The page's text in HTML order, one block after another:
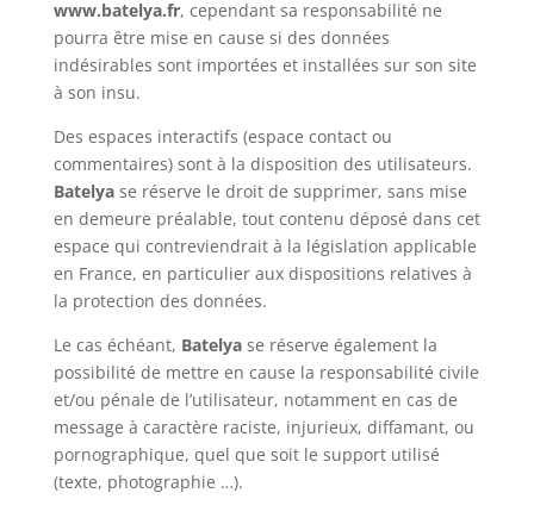
www.batelya.fr, cependant sa responsabilité ne
pourra être mise en cause si des données
indésirables sont importées et installées sur son site
à son insu.
Des espaces interactifs (espace contact ou
commentaires) sont à la disposition des utilisateurs.
Batelyase réserve le droit de supprimer, sans mise
en demeure préalable, tout contenu déposé dans cet
espace qui contreviendrait à la législation applicable
en France, en particulier aux dispositions relatives à
la protection des données.
Le cas échéant, Batelyase réserve également la
possibilité de mettre en cause la responsabilité civile
et/ou pénale de l’utilisateur, notamment en cas de
message à caractère raciste, injurieux, diffamant, ou
pornographique, quel que soit le support utilisé
(texte, photographie …).